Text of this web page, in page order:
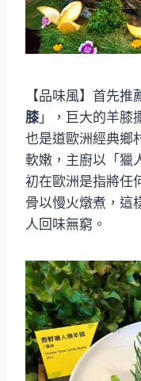
【品味風】首先推
膝」，巨大的羊膝
也是道歐洲經典鄉
軟嫩，主廚以「獵
初在歐洲是指將任
骨以慢火燉煮，這
人回味無窮。